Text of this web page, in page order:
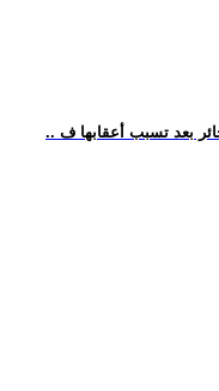
بعد تسبب أعقابها ف